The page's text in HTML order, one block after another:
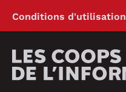
Conditions d'utilisation